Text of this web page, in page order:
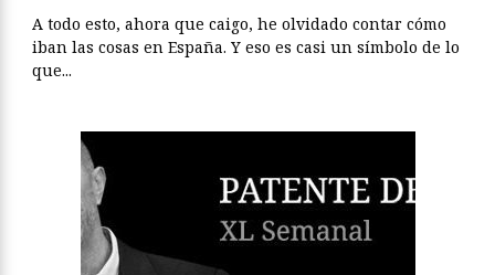
A todo esto, ahora que caigo, he olvidado contar cómo
iban las cosas en España. Y eso es casi un símbolo de lo
que...